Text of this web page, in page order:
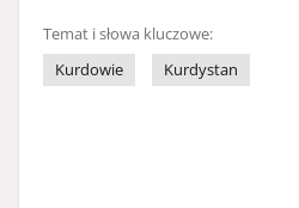
Temat i słowa kluczowe:
Kurdowie
Kurdystan